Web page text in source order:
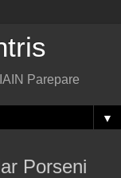
Parepare
▼
Porseni